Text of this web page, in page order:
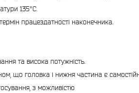
135°C.
працездатності наконечника.
та висока потужність.
що головка і нижня частина є
з можливістю